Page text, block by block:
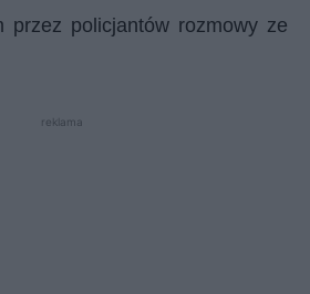
przez policjantów rozmowy ze
reklama